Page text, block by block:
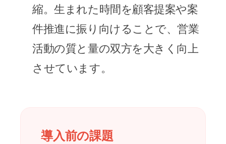
縮。生まれた時間を顧客提案や案
件推進に振り向けることで、営業
活動の質と量の双方を大きく向上
させています。
導入前の課題